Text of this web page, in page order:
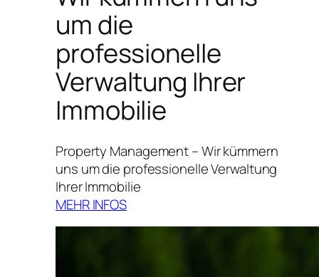
um die
professionelle
Verwaltung Ihrer
Immobilie
Property Management – Wir kümmern
uns um die professionelle Verwaltung
Ihrer Immobilie
MEHR INFOS